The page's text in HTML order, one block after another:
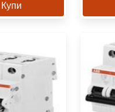
Купи